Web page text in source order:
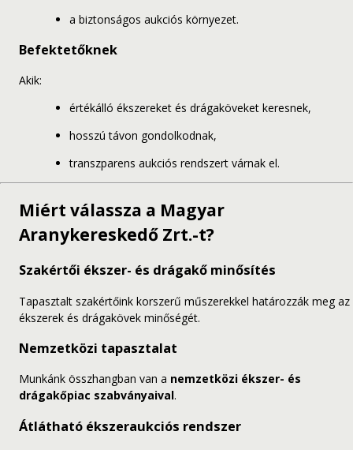
a biztonságos aukciós környezet.
Befektetőknek
Akik:
értékálló ékszereket és drágaköveket keresnek,
hosszú távon gondolkodnak,
transzparens aukciós rendszert várnak el.
Miért válassza a Magyar
Aranykereskedő Zrt.-t?
Szakértői ékszer- és drágakő minősítés
Tapasztalt szakértőink korszerű műszerekkel határozzák meg az
ékszerek és drágakövek minőségét.
Nemzetközi tapasztalat
Munkánk összhangban van a nemzetközi ékszer- és
drágakőpiac szabványaival.
Átlátható ékszeraukciós rendszer